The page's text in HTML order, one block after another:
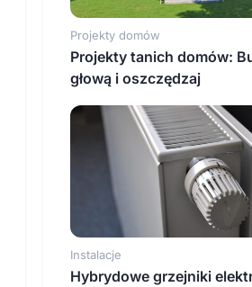
Projekty domów
Projekty tanich domów:
głową i oszczędzaj
Instalacje
Hybrydowe grzejniki